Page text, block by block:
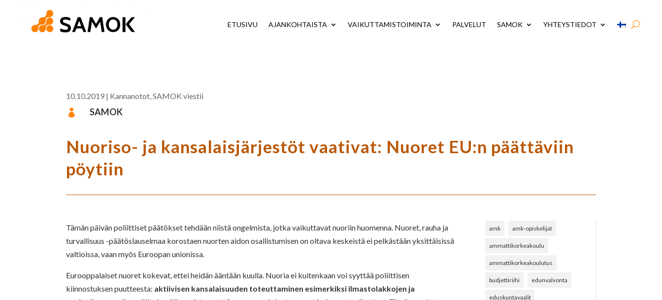
ETUSIVU AJANKOHTAISTA VAIKUTTAMISTOIMINTA PALVELUT SAMOK YHTEYSTIEDOT
10.10.2019 | Kannanotot ,SAMOK viestii
 SAMOK
Nuoriso- ja kansalaisjärjestöt vaativat: Nuoret EU:n päättäviin
pöytiin
Tämän päivän poliittiset päätökset tehdään niistä ongelmista, jotka vaikuttavat nuoriin huomenna. Nuoret, rauha ja
turvallisuus -päätöslauselmaa korostaen nuorten aidon osallistumisen on oltava keskeistä ei pelkästään yksittäisissä
valtioissa, vaan myös Euroopan unionissa.
Eurooppalaiset nuoret kokevat, ettei heidän ääntään kuulla. Nuoria ei kuitenkaan voi syyttää poliittisen
kiinnostuksen puutteesta: aktiivisen kansalaisuuden toteuttaminen esimerkiksi ilmastolakkojen ja
amk amk-opiskelijat
ammattikorkeakoulu
ammattikorkeakoulutus
budjettiriihi edunvalvonta
eduskuntavaalit